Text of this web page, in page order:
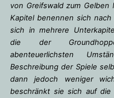
von Greifswald zum Gelben
Kapitel benennen sich
sich in mehrere
die der
abenteuerlichsten
Beschreibung der Spiele
dann jedoch weniger
beschränkt sie sich auf die